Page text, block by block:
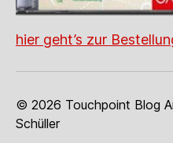
hier geht’s zur
© 2026 Touchpoint Blog
Schüller